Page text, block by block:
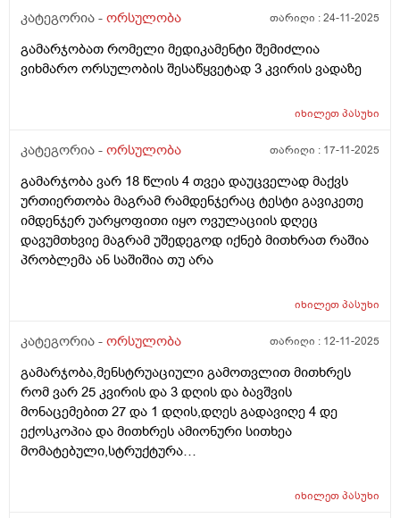
კატეგორია - ორსულობა თარიღი :24-11-2025
გამარჯობათ რომელი მედიკამენტი შემიძლია
ვიხმარო ორსულობის შესაწყვეტად 3 კვირის ვადაზე
იხილეთპასუხი
კატეგორია - ორსულობა თარიღი : 17-11-2025
გამარჯობა ვარ 18 წლის 4 თვეა დაუცველად მაქვს
ურთიერთობა მაგრამ რამდენჯერაც ტესტი გავიკეთე
იმდენჯერ უარყოფითი იყო ოვულაციის დღეც
დავუმთხვიე მაგრამ უშედეგოდ იქნებ მითხრათ რაშია
პრობლემა ან საშიშია თუ არა
იხილეთპასუხი
კატეგორია - ორსულობა თარიღი : 12-11-2025
გამარჯობა,მენსტრუაციული გამოთვლით მითხრეს
რომ ვარ 25 კვირის და 3 დღის და ბავშვის
მონაცემებით 27 და 1 დღის,დღეს გადავიღე 4 დე
ექოსკოპია და მითხრეს ამიონური სითხეა
მომატებული,სტრუქტურა
ნაადრევი მშობიარობის,მაქვს ამ ბოლოს წელის
იხილეთპასუხი